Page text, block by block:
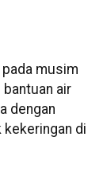
pada musim
air
dengan
di